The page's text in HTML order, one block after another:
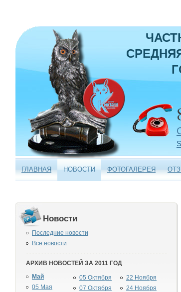
ГЛАВНАЯ НОВОСТИ ФОТОГАЛЕРЕЯ
Новости
Последние новости
Все новости
АРХИВ НОВОСТЕЙ ЗА 2011 ГОД
Май
05 Мая
05 Октября
07 Октября
22 Ноября
24 Ноября